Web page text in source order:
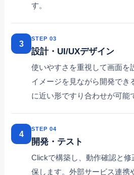
す。
3
STEP 03
設計・UI/UXデザイン
使いやすさを重視して画面を
イメージを見ながら開発でき
に近い形ですり合わせが可能
4
STEP 04
開発・テスト
Clickで構築し、動作確認と
保します。外部サービス連携